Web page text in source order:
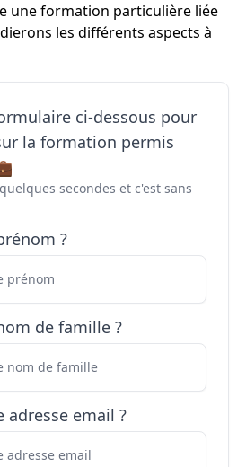
une formation particulière liée
les différents aspects à
ci-dessous pour
la formation permis
secondes et c'est sans
?
de famille ?
adresse email ?